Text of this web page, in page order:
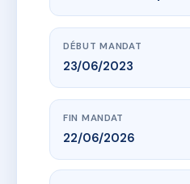
DÉBUT MANDAT
23/06/2023
FIN MANDAT
22/06/2026